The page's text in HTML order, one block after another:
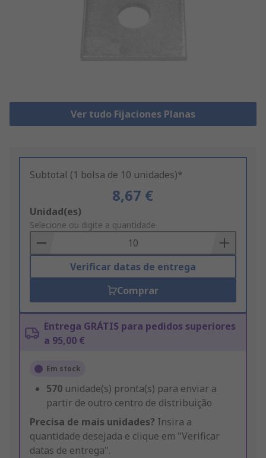
Ver tudo Fijaciones Planas
Subtotal (1 bolsa de 10 unidades)*
8,67 €
Add
to
Basket
Unidad(es)
Selecione ou digite a quantidade
Verificar datas de entrega
Comprar
Entrega GRÁTIS para pedidos superiores
a 95,00 €
Em stock
570 unidade(s) pronta(s) para enviar a
partir de outro centro de distribuição
Precisa de mais unidades? Insira a
quantidade desejada e clique em "Verificar
datas de entrega".